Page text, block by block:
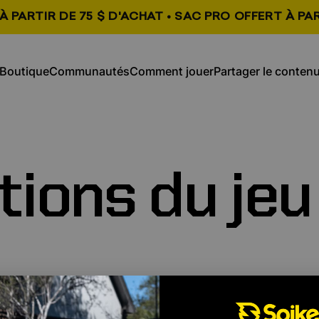
PARTIR DE 75 $ D'ACHAT • SAC PRO OFFERT À
BoutiqueCommunautésComment jouerPartager le contenu
du jeu